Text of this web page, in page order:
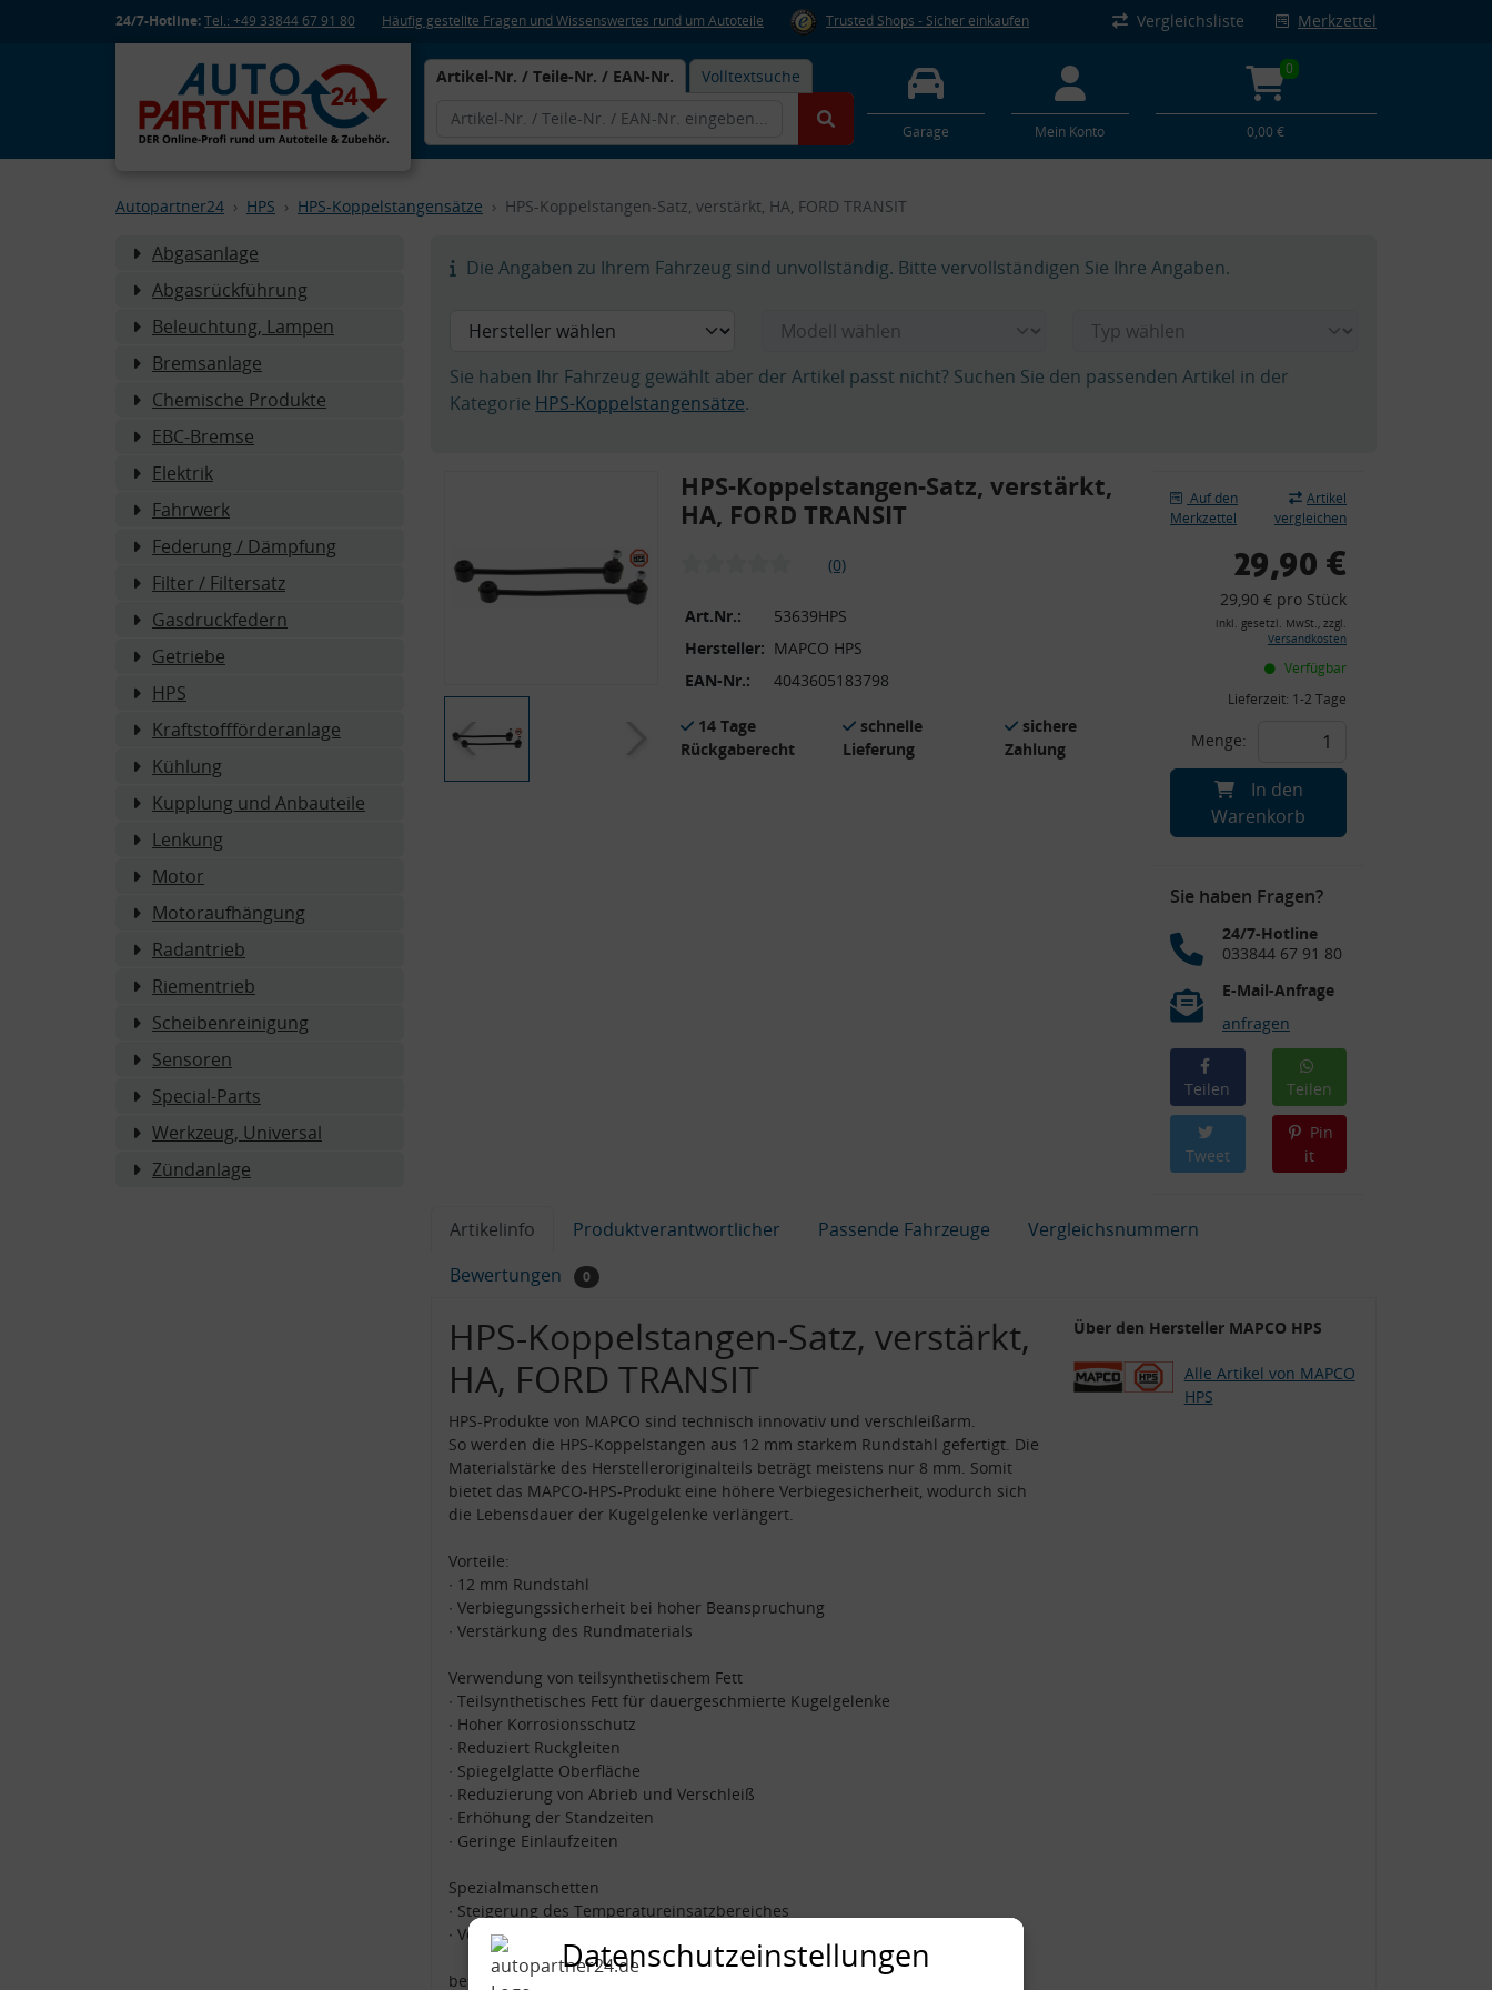
24/7-Hotline:Tel.: +49 33844 67 91 80 Häufig gestellte Fragen und Wissenswertes rund um Autoteile Trusted Shops - Sicher einkaufen Vergleichsliste Merkzettel
Artikel-Nr. / Teile-Nr. / EAN-Nr. Volltextsuche
Garage Mein Konto
0
0,00 €
Autopartner24 HPS HPS-Koppelstangensätze HPS-Koppelstangen-Satz, verstärkt, HA, FORD TRANSIT
Abgasanlage
Abgasrückführung
Beleuchtung, Lampen
Bremsanlage
Chemische Produkte
EBC-Bremse
Elektrik
Fahrwerk
Federung / Dämpfung
Filter / Filtersatz
Gasdruckfedern
Getriebe
HPS
Kraftstoffförderanlage
Kühlung
Kupplung und Anbauteile
Lenkung
Motor
Motoraufhängung
Radantrieb
Riementrieb
Scheibenreinigung
Sensoren
Special-Parts
Werkzeug, Universal
Zündanlage
Die Angaben zu Ihrem Fahrzeug sind unvollständig. Bitte vervollständigen Sie Ihre Angaben.
Sie haben Ihr Fahrzeug gewählt aber der Artikel passt nicht? Suchen Sie den passenden Artikel in der
Kategorie HPS-Koppelstangensätze.
HPS-Koppelstangen-Satz, verstärkt,
HA, FORD TRANSIT
(0)
Art.Nr.:
53639HPS
Hersteller: MAPCO HPS
EAN-Nr.:
4043605183798
14 Tage
Rückgaberecht
schnelle
Lieferung
sichere
Zahlung
Auf den
Merkzettel
Artikel
vergleichen
29,90 €
29,90 € pro Stück
inkl. gesetzl. MwSt., zzgl.
Versandkosten
Verfügbar
Lieferzeit: 1-2 Tage
Menge:
In den
Warenkorb
Sie haben Fragen?
24/7-Hotline
033844 67 91 80
E-Mail-Anfrage
anfragen
Teilen Teilen
Tweet
Pin
it
Artikelinfo Produktverantwortlicher Passende Fahrzeuge
Vergleichsnummern
Bewertungen
0
HPS-Koppelstangen-Satz, verstärkt,
HA, FORD TRANSIT
HPS-Produkte von MAPCO sind technisch innovativ und verschleißarm.
So werden die HPS-Koppelstangen aus 12 mm starkem Rundstahl gefertigt. Die
Materialstärke des Herstelleroriginalteils beträgt meistens nur 8 mm. Somit
bietet das MAPCO-HPS-Produkt eine höhere Verbiegesicherheit, wodurch sich
die Lebensdauer der Kugelgelenke verlängert.
Vorteile:
∙ 12 mm Rundstahl
∙ Verbiegungssicherheit bei hoher Beanspruchung
∙ Verstärkung des Rundmaterials
Verwendung von teilsynthetischem Fett
∙ Teilsynthetisches Fett für dauergeschmierte Kugelgelenke
∙ Hoher Korrosionsschutz
∙ Reduziert Ruckgleiten
∙ Spiegelglatte Oberfläche
∙ Reduzierung von Abrieb und Verschleiß
∙ Erhöhung der Standzeiten
∙ Geringe Einlaufzeiten
Spezialmanschetten
∙ Steigerung des Temperatureinsatzbereiches
∙ Verbesserte Haltbarkeit der Manschetten
bestehend aus:
Über den Hersteller MAPCO HPS
Alle Artikel von MAPCO
HPS
Datenschutzeinstellungen